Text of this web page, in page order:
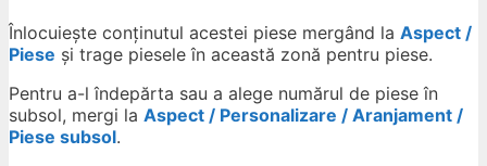
Înlocuiește conținutul acestei piese mergând la Aspect /
Piese și trage piesele în această zonă pentru piese.
Pentru a-l îndepărta sau a alege numărul de piese în
subsol, mergi la Aspect / Personalizare / Aranjament /
Piese subsol.